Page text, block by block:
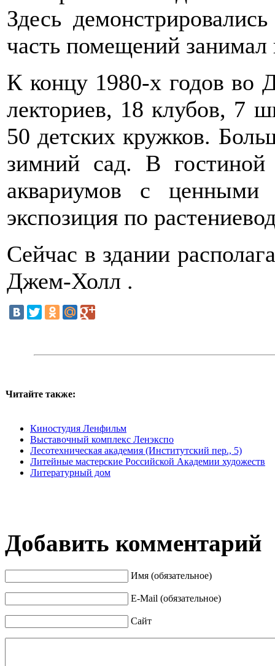
Здесь
часть помещений занимал
К концу 1980-х годов во
лекториев, 18 клубов, 7
50 детских кружков.
зимний сад. В
аквариумов с ценными
экспозиция по
Сейчас в здании
Джем-Холл .
Читайте также:
Киностудия Ленфильм
Выставочный комплекс Ленэкспо
Лесотехническая академия (Институтский пер., 5)
Литейные мастерские Российской Академии художеств
Литературный дом
Добавить комментарий
Имя (обязательное)
E-Mail (обязательное)
Сайт